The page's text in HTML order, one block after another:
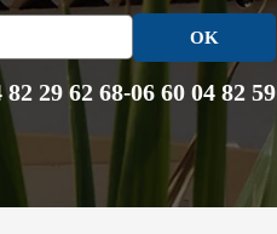
82 29 62 68-06 60 04 82 59